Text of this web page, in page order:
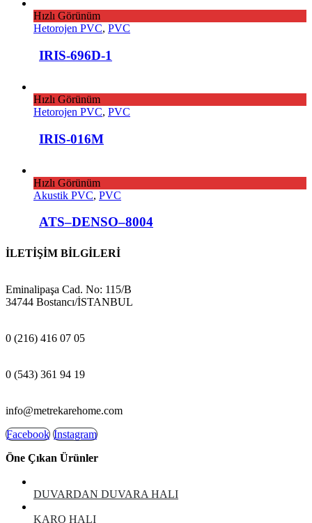
Hızlı Görünüm
Hetorojen PVC, PVC
IRIS-696D-1
Hızlı Görünüm
Hetorojen PVC, PVC
IRIS-016M
Hızlı Görünüm
Akustik PVC, PVC
ATS–DENSO–8004
İLETİŞİM BİLGİLERİ
Eminalipaşa Cad. No: 115/B
34744 Bostancı/İSTANBUL
0 (216) 416 07 05
0 (543) 361 94 19
info@metrekarehome.com
Facebook Instagram
Öne Çıkan Ürünler
DUVARDAN DUVARA HALI
KARO HALI